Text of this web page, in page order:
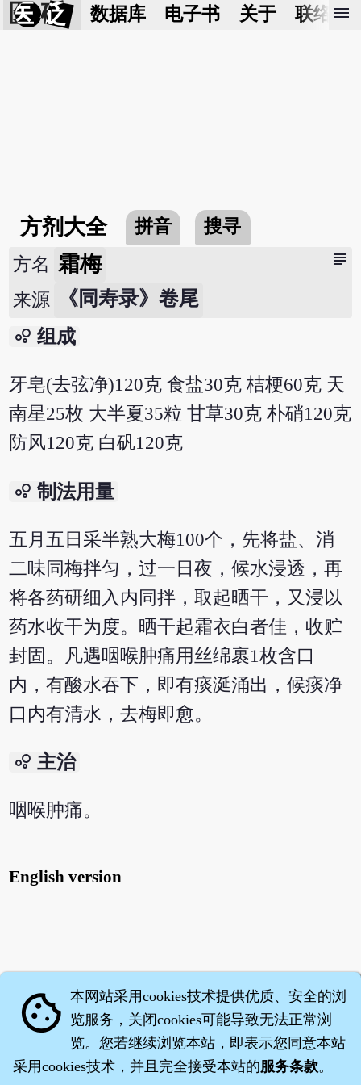
医 砭 数据库 电子书 关于 联络我
menu
方剂大全 拼音 搜寻
subject
方名 霜梅
来源 《同寿录》卷尾
bubble_chart 组成
牙皂(去弦净)120克 食盐30克 桔梗60克 天
南星25枚 大半夏35粒 甘草30克 朴硝120克
防风120克 白矾120克
bubble_chart 制法用量
五月五日采半熟大梅100个，先将盐、消
二味同梅拌匀，过一日夜，候水浸透，再
将各药研细入内同拌，取起晒干，又浸以
药水收干为度。晒干起霜衣白者佳，收贮
封固。凡遇咽喉肿痛用丝绵裹1枚含口
内，有酸水吞下，即有痰涎涌出，候痰净
口内有清水，去梅即愈。
bubble_chart 主治
咽喉肿痛。
English version
cookie 本网站采用cookies技术提供优质、安全的浏
览服务，关闭cookies可能导致无法正常浏
览。您若继续浏览本站，即表示您同意本站
采用cookies技术，并且完全接受本站的服务条款。